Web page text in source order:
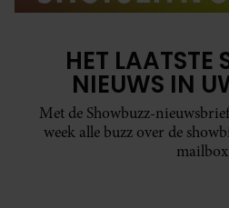
HET LAATSTE
NIEUWS IN
Met de Showbuzz-
week alle buzz over de